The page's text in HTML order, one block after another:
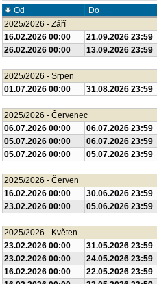
Od Do
2025/2026 - Září
16.02.2026 00:00
21.09.2026 23:59
26.02.2026 00:00
13.09.2026 23:59
2025/2026 - Srpen
01.07.2026 00:00
31.08.2026 23:59
2025/2026 - Červenec
06.07.2026 00:00
06.07.2026 23:59
05.07.2026 00:00
06.07.2026 23:59
05.07.2026 00:00
05.07.2026 23:59
2025/2026 - Červen
16.02.2026 00:00
30.06.2026 23:59
23.02.2026 00:00
05.06.2026 23:59
2025/2026 - Květen
23.02.2026 00:00
31.05.2026 23:59
23.02.2026 00:00
24.05.2026 23:59
16.02.2026 00:00
22.05.2026 23:59